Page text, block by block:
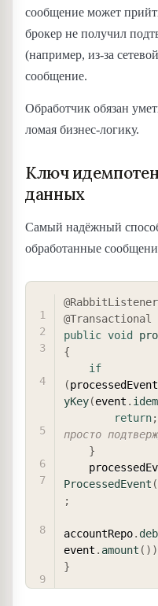
сообщение может
брокер не получил
(например, из-за
сообщение.
Обработчик обязан
ломая бизнес-логику.
Ключ
данных
Самый надёжный
обработанные
@RabbitListener
@Transactional
public void
{
if
(
yKey(event .
return;
просто
}
ProcessedEvent (
;
accountRepo.
event . amount ( ) )
}